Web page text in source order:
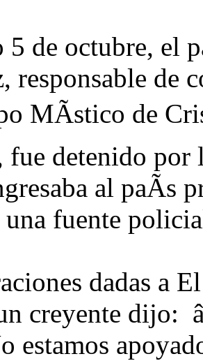
5 de octubre, el
responsable de
MÃ­stico de
fue detenido
al paÃ­s
fuente
dadas a
creyente dijo:
estamos